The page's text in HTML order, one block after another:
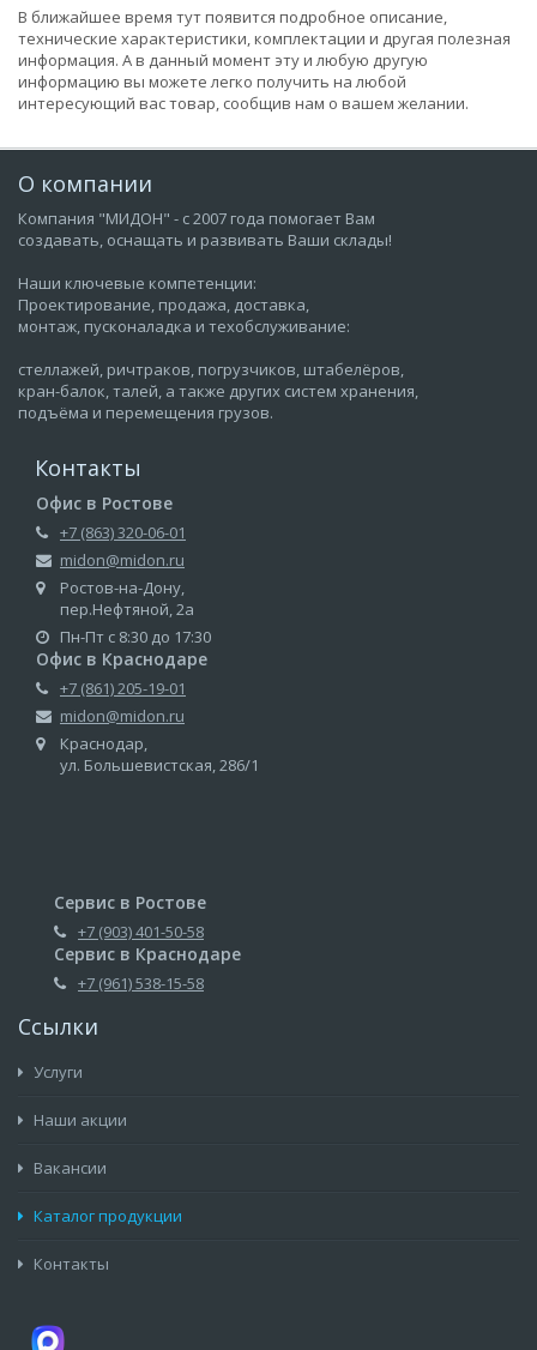
В ближайшее время тут появится подробное описание,
технические характеристики, комплектации и другая полезная
информация. А в данный момент эту и любую другую
информацию вы можете легко получить на любой
интересующий вас товар, сообщив нам о вашем желании.
О компании
Компания "МИДОН" - с 2007 года помогает Вам
создавать, оснащать и развивать Ваши склады!
Наши ключевые компетенции:
Проектирование, продажа, доставка,
монтаж, пусконаладка и техобслуживание:
стеллажей, ричтраков, погрузчиков, штабелёров,
кран-балок, талей, а также других систем хранения,
подъёма и перемещения грузов.
Контакты
Офис в Ростове
+7 (863) 320-06-01
midon@midon.ru
Ростов-на-Дону,
пер.Нефтяной, 2а
Пн-Пт с 8:30 до 17:30
Офис в Краснодаре
+7 (861) 205-19-01
midon@midon.ru
Краснодар,
ул. Большевистская, 286/1
Сервис в Ростове
+7 (903) 401-50-58
Сервис в Краснодаре
+7 (961) 538-15-58
Ссылки
Услуги
Наши акции
Вакансии
Каталог продукции
Контакты